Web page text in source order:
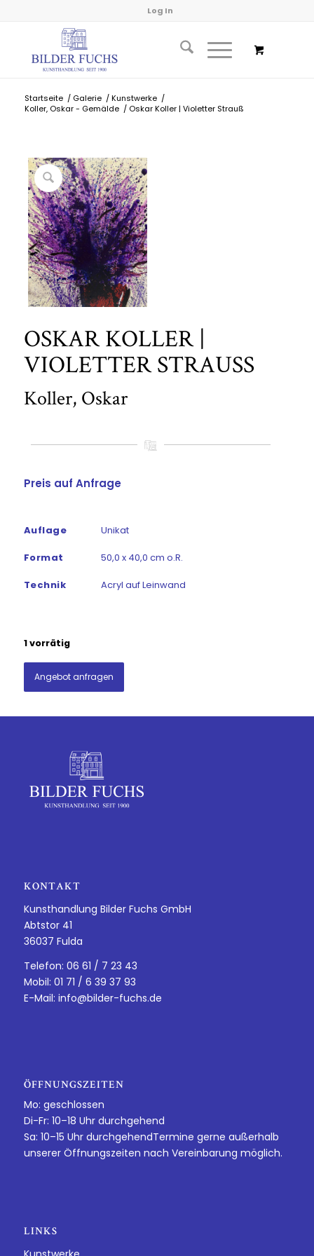
Log In
Startseite / Galerie / Kunstwerke /
Koller, Oskar - Gemälde / Oskar Koller | Violetter Strauß
OSKAR KOLLER |
VIOLETTER STRAUSS
Koller, Oskar
Preis auf Anfrage
Auflage Unikat
Format 50,0 x 40,0 cm o.R.
Technik Acryl auf Leinwand
1 vorrätig
Angebot anfragen
KONTAKT
Kunsthandlung Bilder Fuchs GmbH
Abtstor 41
36037 Fulda
Telefon: 06 61 / 7 23 43
Mobil: 01 71 / 6 39 37 93
E-Mail: info@bilder-fuchs.de
ÖFFNUNGSZEITEN
Mo: geschlossen
Di-Fr: 10–18 Uhr durchgehend
Sa: 10–15 Uhr durchgehendTermine gerne außerhalb
unserer Öffnungszeiten nach Vereinbarung möglich.
LINKS